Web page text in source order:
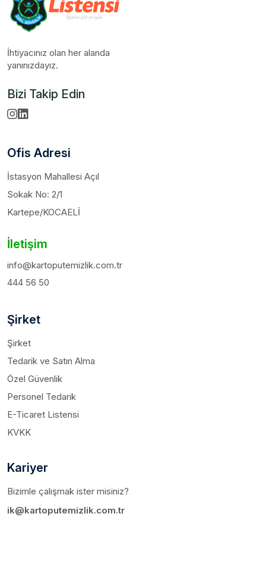
İhtiyacınız olan her alanda
yanınızdayız.
Bizi Takip Edin
Ofis Adresi
İstasyon Mahallesi Açıl
Sokak No: 2/1
Kartepe/KOCAELİ
İletişim
info@kartoputemizlik.com.tr
444 56 50
Şirket
Şirket
Tedarik ve Satın Alma
Özel Güvenlik
Personel Tedarik
E-Ticaret Listensi
KVKK
Kariyer
Bizimle çalışmak ister misiniz?
ik@kartoputemizlik.com.tr